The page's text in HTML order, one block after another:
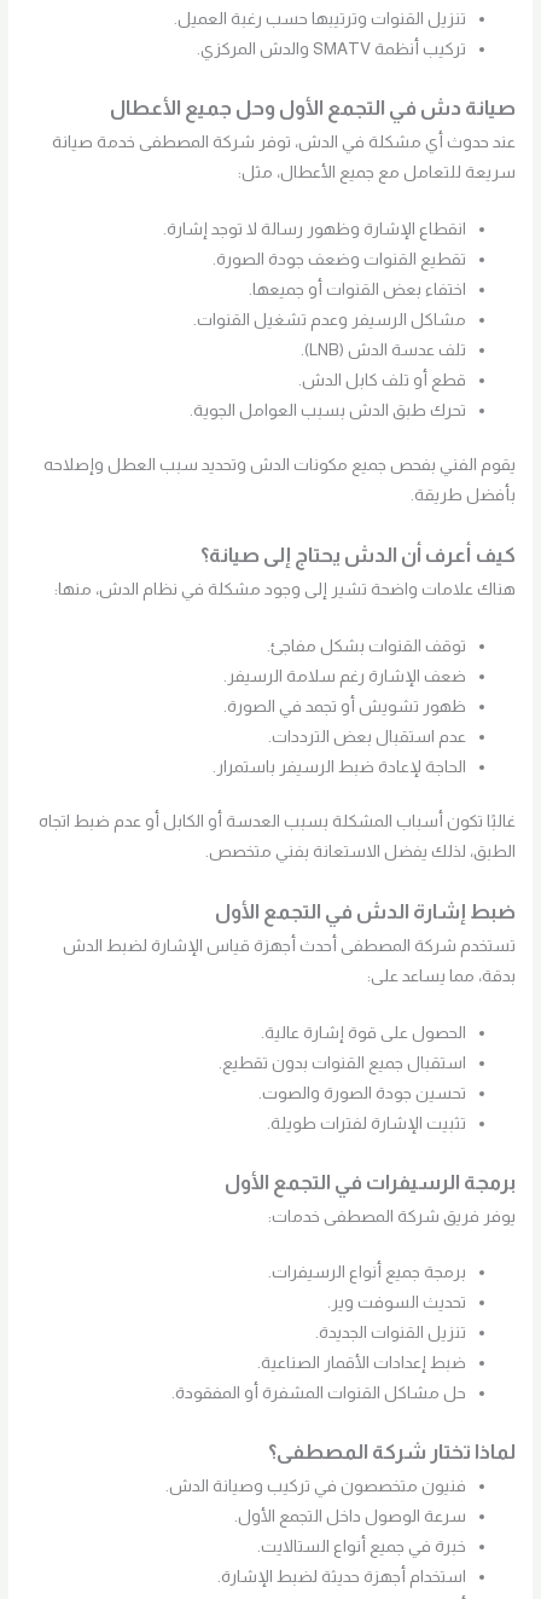
تنزيل القنوات وترتيبها حسب رغبة العميل.
تركيب أنظمة SMATV والدش المركزي.
صيانة دش في التجمع الأول وحل جميع الأعطال
عند حدوث أي مشكلة في الدش، توفر شركة المصطفى خدمة صيانة
سريعة للتعامل مع جميع الأعطال، مثل:
انقطاع الإشارة وظهور رسالة لا توجد إشارة.
تقطيع القنوات وضعف جودة الصورة.
اختفاء بعض القنوات أو جميعها.
مشاكل الرسيفر وعدم تشغيل القنوات.
تلف عدسة الدش (LNB).
قطع أو تلف كابل الدش.
تحرك طبق الدش بسبب العوامل الجوية.
يقوم الفني بفحص جميع مكونات الدش وتحديد سبب العطل وإصلاحه
بأفضل طريقة.
كيف أعرف أن الدش يحتاج إلى صيانة؟
هناك علامات واضحة تشير إلى وجود مشكلة في نظام الدش، منها:
توقف القنوات بشكل مفاجئ.
ضعف الإشارة رغم سلامة الرسيفر.
ظهور تشويش أو تجمد في الصورة.
عدم استقبال بعض الترددات.
الحاجة لإعادة ضبط الرسيفر باستمرار.
غالبًا تكون أسباب المشكلة بسبب العدسة أو الكابل أو عدم ضبط اتجاه
الطبق، لذلك يفضل الاستعانة بفني متخصص.
ضبط إشارة الدش في التجمع الأول
تستخدم شركة المصطفى أحدث أجهزة قياس الإشارة لضبط الدش
بدقة، مما يساعد على:
الحصول على قوة إشارة عالية.
استقبال جميع القنوات بدون تقطيع.
تحسين جودة الصورة والصوت.
تثبيت الإشارة لفترات طويلة.
برمجة الرسيفرات في التجمع الأول
يوفر فريق شركة المصطفى خدمات:
برمجة جميع أنواع الرسيفرات.
تحديث السوفت وير.
تنزيل القنوات الجديدة.
ضبط إعدادات الأقمار الصناعية.
حل مشاكل القنوات المشفرة أو المفقودة.
لماذا تختار شركة المصطفى؟
فنيون متخصصون في تركيب وصيانة الدش.
سرعة الوصول داخل التجمع الأول.
خبرة في جميع أنواع الستالايت.
استخدام أجهزة حديثة لضبط الإشارة.